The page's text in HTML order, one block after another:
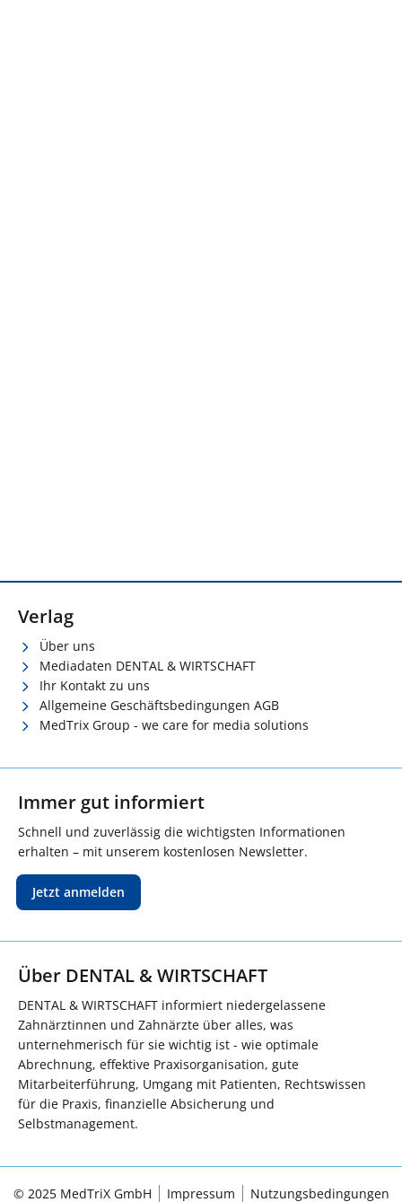
Verlag
Über uns
Mediadaten DENTAL & WIRTSCHAFT
Ihr Kontakt zu uns
Allgemeine Geschäftsbedingungen AGB
MedTrix Group - we care for media solutions
Immer gut informiert
Schnell und zuverlässig die wichtigsten Informationen
erhalten – mit unserem kostenlosen Newsletter.
Jetzt anmelden
Über DENTAL & WIRTSCHAFT
DENTAL & WIRTSCHAFT informiert niedergelassene
Zahnärztinnen und Zahnärzte über alles, was
unternehmerisch für sie wichtig ist - wie optimale
Abrechnung, effektive Praxisorganisation, gute
Mitarbeiterführung, Umgang mit Patienten, Rechtswissen
für die Praxis, finanzielle Absicherung und
Selbstmanagement.
© 2025 MedTriX GmbH Impressum Nutzungsbedingungen